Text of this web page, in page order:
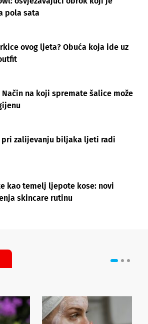
pola sata
ovog ljeta? Obuća koja ide uz
na koji spremate šalice može
pri zalijevanju biljaka ljeti radi
kao temelj ljepote kose: novi
skincare rutinu